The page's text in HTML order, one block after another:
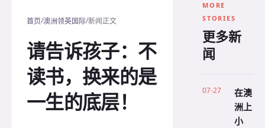
首页/澳洲领英国际/新闻正文
请告诉孩子：不
读书，换来的是
一生的底层！
MORE
STORIES
更多新
闻
07-27
在澳
洲上
小